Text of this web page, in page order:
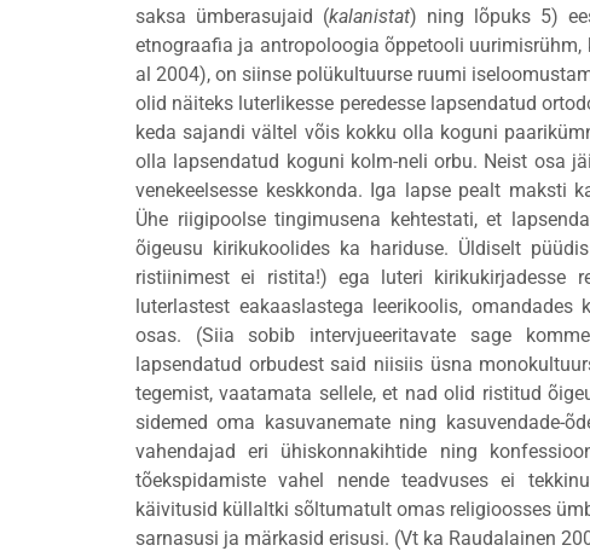
saksa ümberasujaid (kalanistat) ning lõpuks 5)
etnograafia ja antropoloogia õppetooli
al 2004), on siinse polükultuurse ruumi
olid näiteks luterlikesse peredesse lapsendatud
keda sajandi vältel võis kokku olla koguni
olla lapsendatud koguni kolm-neli orbu. Neist osa
venekeelsesse keskkonda. Iga lapse pealt maksti
Ühe riigipoolse tingimusena kehtestati, et
õigeusu kirikukoolides ka hariduse. Üldiselt
ristiinimest ei ristita!) ega luteri kirikukirjadesse
luterlastest eakaaslastega leerikoolis,
osas. (Siia sobib intervjueeritavate sage
lapsendatud orbudest said niisiis üsna
tegemist, vaatamata sellele, et nad olid ristitud
sidemed oma kasuvanemate ning kasuvendade-
vahendajad eri ühiskonnakihtide ning
tõekspidamiste vahel nende teadvuses ei
käivitusid küllaltki sõltumatult omas religioosses
sarnasusi ja märkasid erisusi. (Vt ka Raudalainen